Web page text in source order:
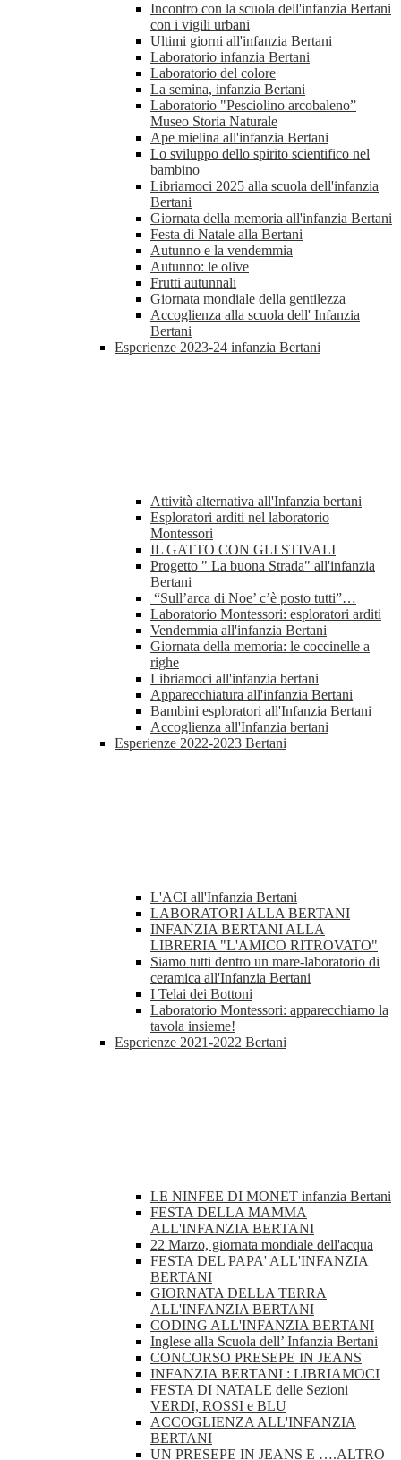
Incontro con la scuola dell'infanzia Bertani
con i vigili urbani
Ultimi giorni all'infanzia Bertani
Laboratorio infanzia Bertani
Laboratorio del colore
La semina, infanzia Bertani
Laboratorio "Pesciolino arcobaleno”
Museo Storia Naturale
Ape mielina all'infanzia Bertani
Lo sviluppo dello spirito scientifico nel
bambino
Libriamoci 2025 alla scuola dell'infanzia
Bertani
Giornata della memoria all'infanzia Bertani
Festa di Natale alla Bertani
Autunno e la vendemmia
Autunno: le olive
Frutti autunnali
Giornata mondiale della gentilezza
Accoglienza alla scuola dell' Infanzia
Bertani
Esperienze 2023-24 infanzia Bertani
Attività alternativa all'Infanzia bertani
Esploratori arditi nel laboratorio
Montessori
IL GATTO CON GLI STIVALI
Progetto " La buona Strada" all'infanzia
Bertani
“Sull’arca di Noe’ c’è posto tutti”…
Laboratorio Montessori: esploratori arditi
Vendemmia all'infanzia Bertani
Giornata della memoria: le coccinelle a
righe
Libriamoci all'infanzia bertani
Apparecchiatura all'infanzia Bertani
Bambini esploratori all'Infanzia Bertani
Accoglienza all'Infanzia bertani
Esperienze 2022-2023 Bertani
L'ACI all'Infanzia Bertani
LABORATORI ALLA BERTANI
INFANZIA BERTANI ALLA
LIBRERIA "L'AMICO RITROVATO"
Siamo tutti dentro un mare-laboratorio di
ceramica all'Infanzia Bertani
I Telai dei Bottoni
Laboratorio Montessori: apparecchiamo la
tavola insieme!
Esperienze 2021-2022 Bertani
LE NINFEE DI MONET infanzia Bertani
FESTA DELLA MAMMA
ALL'INFANZIA BERTANI
22 Marzo, giornata mondiale dell'acqua
FESTA DEL PAPA' ALL'INFANZIA
BERTANI
GIORNATA DELLA TERRA
ALL'INFANZIA BERTANI
CODING ALL'INFANZIA BERTANI
Inglese alla Scuola dell’ Infanzia Bertani
CONCORSO PRESEPE IN JEANS
INFANZIA BERTANI : LIBRIAMOCI
FESTA DI NATALE delle Sezioni
VERDI, ROSSI e BLU
ACCOGLIENZA ALL'INFANZIA
BERTANI
UN PRESEPE IN JEANS E ….ALTRO